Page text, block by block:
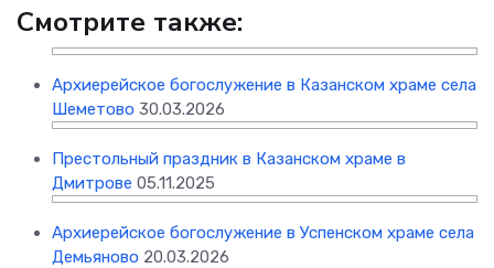
Смотрите также:
Архиерейское богослужение в Казанском храме села
Шеметово 30.03.2026
Престольный праздник в Казанском храме в
Дмитрове 05.11.2025
Архиерейское богослужение в Успенском храме села
Демьяново 20.03.2026